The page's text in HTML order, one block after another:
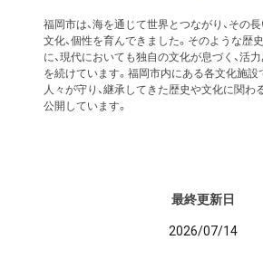
福岡市は、海を通じて世界とつながり、その
文化、個性を育んできました。そのような歴
に、現代においても独自の文化が息づく、活
を続けています。福岡市内にある各文化施設
人々が守り、継承してきた歴史や文化に関わ
公開しています。
最終更新日
2026/07/14